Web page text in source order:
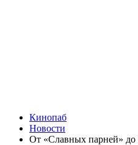
Кинопаб
Новости
От «Славных парней» до